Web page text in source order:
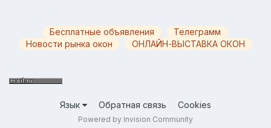
Бесплатные объявления
Телеграмм
Новости рынка окон
ОНЛАЙН-ВЫСТАВКА ОКОН
Язык Обратная связь Cookies
Powered by Invision Community